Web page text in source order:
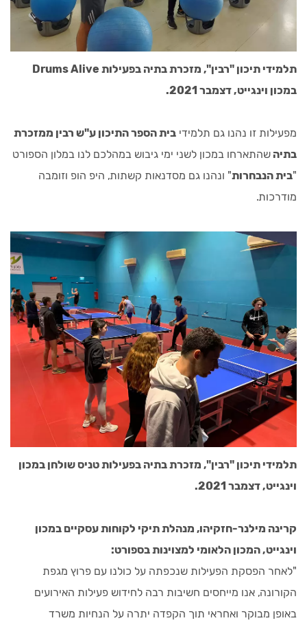
תלמידי תיכון "רבין", מזכרת בתיה בפעילות Drums Alive
במכון וינגייט, דצמבר 2021.
מפעילות זו נהנו גם תלמידי בית הספר התיכון ע"ש רבין ממזכרת
בתיה שהתארחו במכון לשני ימי גיבוש במהלכם לנו במלון הספורט
"בית הנבחרות" ונהנו גם מסדנאות קשתות, היפ הופ וזומבה
מודרכות.
תלמידי תיכון "רבין", מזכרת בתיה בפעילות טניס שולחן במכון
וינגייט, דצמבר 2021.
קרינה מילנר-חזקיהו, מנהלת תיקי לקוחות עסקיים במכון
וינגייט, המכון הלאומי למצוינות בספורט:
"לאחר הפסקת הפעילות שנכפתה על כולנו עם פרוץ מגפת
הקורונה, אנו מייחסים חשיבות רבה לחידוש פעילות האירועים
באופן מבוקר ואחראי תוך הקפדה יתרה על הנחיות משרד